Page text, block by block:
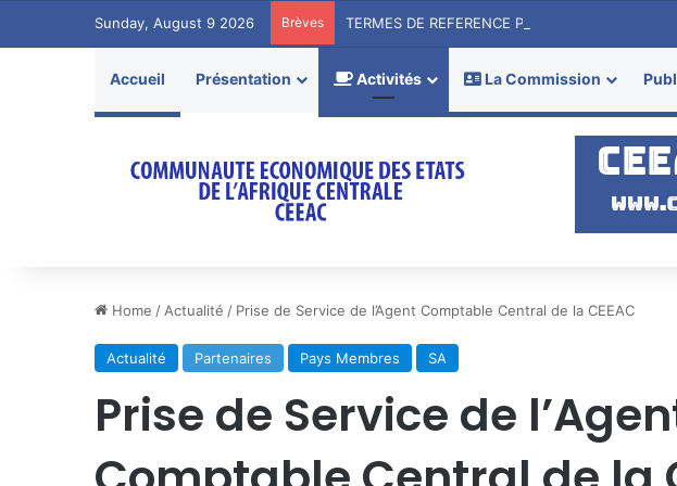
Sunday, August 9 2026 Brèves
Accueil Présentation Activités La Commission
Home / Actualité / Prise de Service de l’Agent Comptable Central de la CEEAC
Actualité Partenaires Pays Membres SA
Prise de Service de